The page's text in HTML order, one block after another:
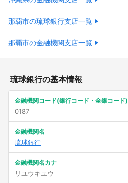
那覇市の琉球銀行支店一覧
那覇市の金融機関支店一覧
琉球銀行の基本情報
金融機関コード(銀行コード・全銀コード)
0187
金融機関名
琉球銀行
金融機関名カナ
リユウキユウ